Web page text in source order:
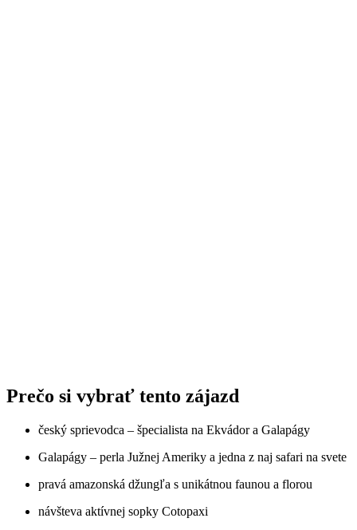
Prečo si vybrať tento zájazd
český sprievodca – špecialista na Ekvádor a Galapágy
Galapágy – perla Južnej Ameriky a jedna z naj safari na svete
pravá amazonská džungľa s unikátnou faunou a florou
návšteva aktívnej sopky Cotopaxi